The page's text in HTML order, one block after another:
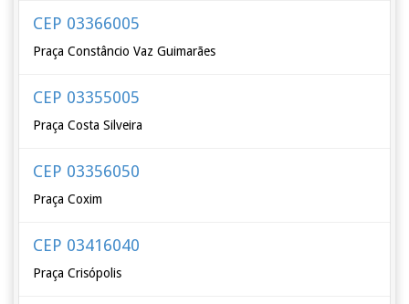
CEP 03366005
Praça Constâncio Vaz Guimarães
CEP 03355005
Praça Costa Silveira
CEP 03356050
Praça Coxim
CEP 03416040
Praça Crisópolis